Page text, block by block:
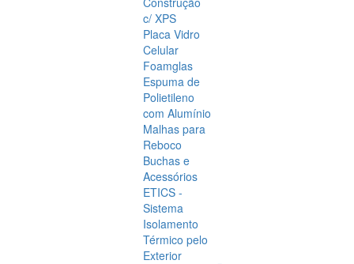
c/ XPS
Placa Vidro
Celular
Foamglas
Espuma de
Polietileno
com Alumínio
Malhas para
Reboco
Buchas e
Acessórios
ETICS -
Sistema
Isolamento
Térmico pelo
Exterior